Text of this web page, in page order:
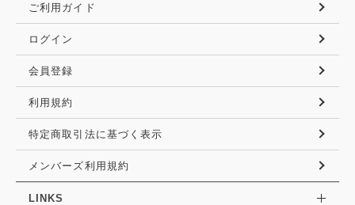
ご利用ガイド
ログイン
会員登録
利用規約
特定商取引法に基づく表示
メンバーズ利用規約
LINKS